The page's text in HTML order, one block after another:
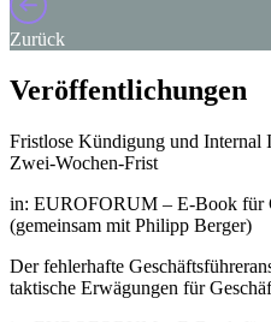
Zurück
Veröffentlichungen
Fristlose Kündigung und Internal
Zwei-Wochen-Frist
in: EUROFORUM – E-Book für
(gemeinsam mit Philipp Berger)
Der fehlerhafte
taktische Erwägungen für